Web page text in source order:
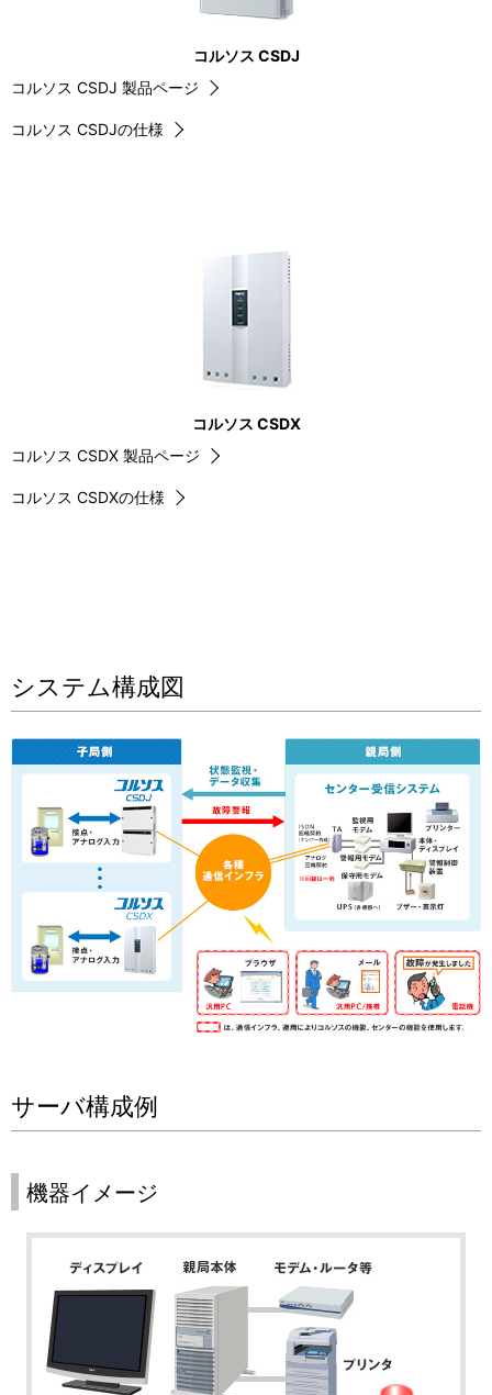
コルソス CSDJ
コルソス CSDJ 製品ページ
コルソス CSDJの仕様
コルソス CSDX
コルソス CSDX 製品ページ
コルソス CSDXの仕様
システム構成図
サーバ構成例
機器イメージ